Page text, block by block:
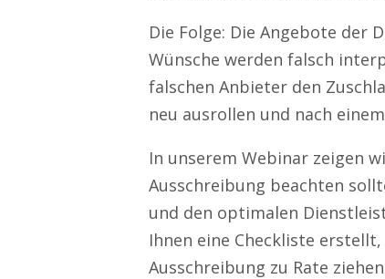
Die Folge: Die Angebote der
Wünsche werden falsch
falschen Anbieter den
neu ausrollen und nach
In unserem Webinar zeigen
Ausschreibung beachten
und den optimalen
Ihnen eine Checkliste
Ausschreibung zu Rate